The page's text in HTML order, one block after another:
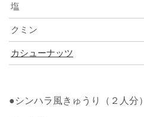
塩
クミン
カシューナッツ
●シンハラ風きゅうり（２人分）